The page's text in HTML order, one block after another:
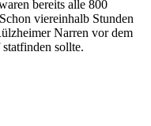
bereits alle 800
viereinhalb Stunden
Narren vor dem
sollte.